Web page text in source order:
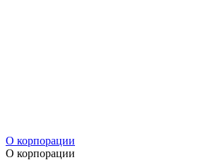
О корпорации
О корпорации